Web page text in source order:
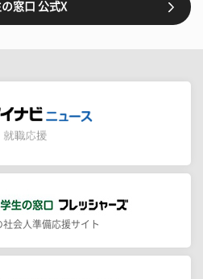
窓口 公式X
社会人準備応援サイト